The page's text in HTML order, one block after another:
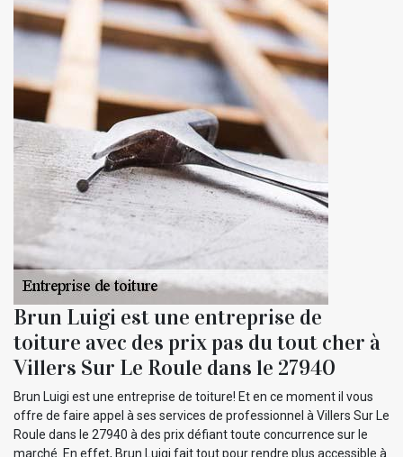
Brun Luigi est une entreprise de
toiture avec des prix pas du tout cher à
Villers Sur Le Roule dans le 27940
Brun Luigi est une entreprise de toiture! Et en ce moment il vous
offre de faire appel à ses services de professionnel à Villers Sur Le
Roule dans le 27940 à des prix défiant toute concurrence sur le
marché. En effet, Brun Luigi fait tout pour rendre plus accessible à